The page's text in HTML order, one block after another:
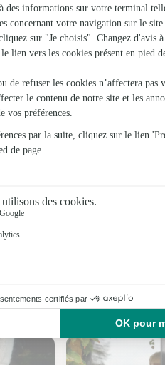
Nos fleuristes à By